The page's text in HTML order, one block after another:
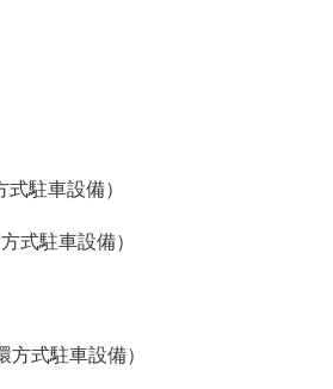
駐車設備）
式駐車設備）
方式駐車設備）